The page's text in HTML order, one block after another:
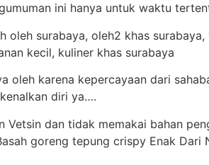
ini hanya untuk waktu
oleh karena kepercayaan dari
diri ya….
dan tidak memakai bahan
goreng tepung crispy Enak